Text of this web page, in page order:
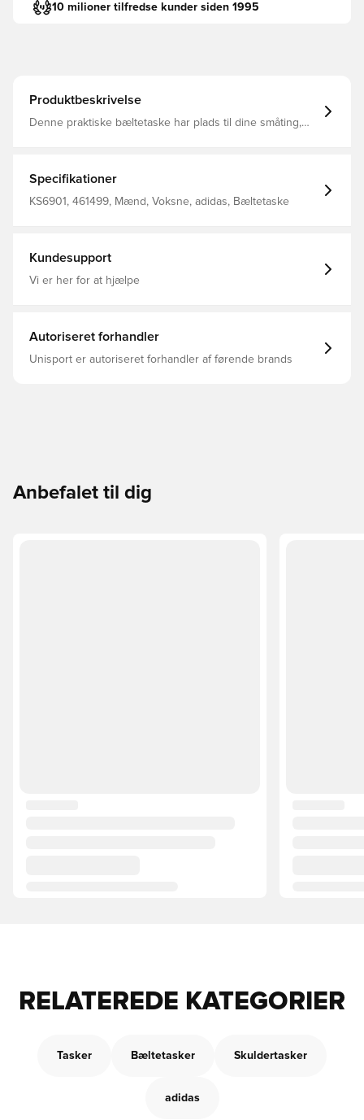
10 milioner tilfredse kunder siden 1995
Produktbeskrivelse
Denne praktiske bæltetaske har plads til dine småting,
Specialdesignede 3-Stripes og et Trefoil-print viser din
adidas-stolthed. Mål: 8 cm x 36 cm x 15 cm Volumen: 2,2
L 100 % polyester (genanvendt) Lynlåslukning
Specifikationer
KS6901, 461499, Mænd, Voksne, adidas, Bæltetaske
Kundesupport
Vi er her for at hjælpe
Autoriseret forhandler
Unisport er autoriseret forhandler af førende brands
Anbefalet til dig
RELATEREDE KATEGORIER
Tasker Bæltetasker Skuldertasker
adidas